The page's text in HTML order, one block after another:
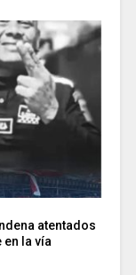
atentados
la vía